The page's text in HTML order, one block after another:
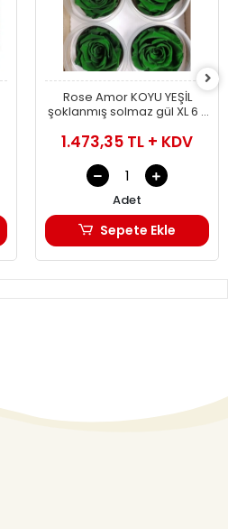
Rose Amor KOYU YEŞİL
şoklanmış solmaz gül XL 6 lı
1.473,35 TL + KDV
Adet
Sepete Ekle